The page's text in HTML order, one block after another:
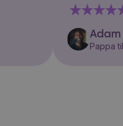
Adam
Pappa